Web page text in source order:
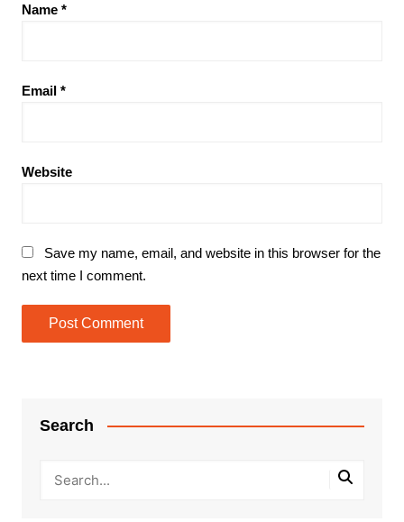
Name *
Email *
Website
Save my name, email, and website in this browser for the
next time I comment.
Search